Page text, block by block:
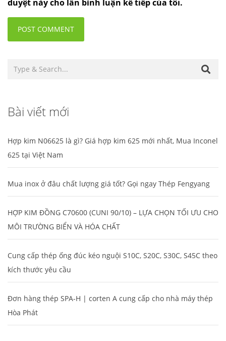
duyệt này cho lần bình luận kế tiếp của tôi.
Bài viết mới
Hợp kim N06625 là gì? Giá hợp kim 625 mới nhất, Mua Inconel
625 tại Việt Nam
Mua inox ở đâu chất lượng giá tốt? Gọi ngay Thép Fengyang
HỢP KIM ĐỒNG C70600 (CUNI 90/10) – LỰA CHỌN TỐI ƯU CHO
MÔI TRƯỜNG BIỂN VÀ HÓA CHẤT
Cung cấp thép ống đúc kéo nguội S10C, S20C, S30C, S45C theo
kích thước yêu cầu
Đơn hàng thép SPA-H | corten A cung cấp cho nhà máy thép
Hòa Phát